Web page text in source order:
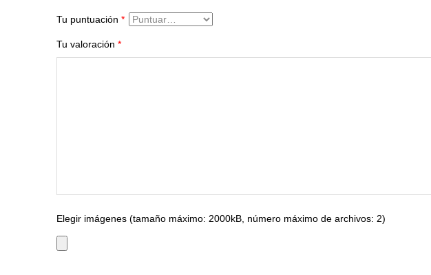
Tu puntuación *
Tu valoración *
Elegir imágenes (tamaño máximo: 2000kB, número máximo de archivos: 2)